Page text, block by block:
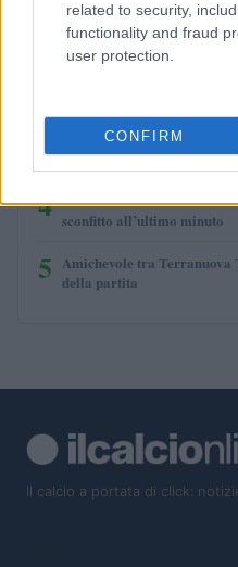
related to security,
functionality and fraud
user protection.
CONFIRM
Mondiale a 64 squadre:
rotazioni
3 Carrick e Yoro caricano il
4 Udinese vince la Friuli
sconfitto all’ultimo minuto
5 Amichevole tra Terranuova
della partita
Il calcio a portata di click: